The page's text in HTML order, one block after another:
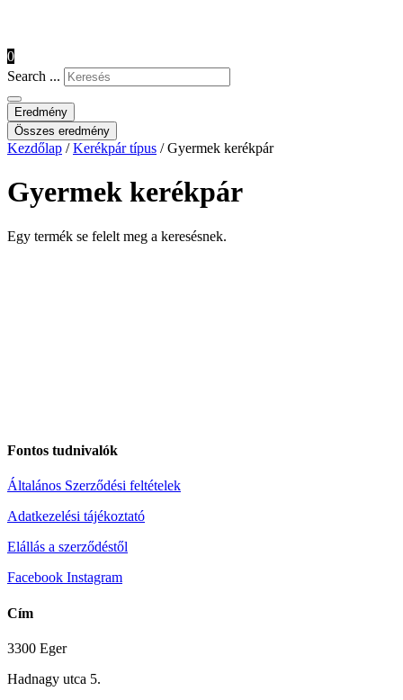
0
Search ...
Eredmény
Összes eredmény
Kezdőlap /Kerékpár típus / Gyermek kerékpár
Gyermek kerékpár
Egy termék se felelt meg a keresésnek.
Fontos tudnivalók
Általános Szerződési feltételek
Adatkezelési tájékoztató
Elállás a szerződéstől
Facebook Instagram
Cím
3300 Eger
Hadnagy utca 5.